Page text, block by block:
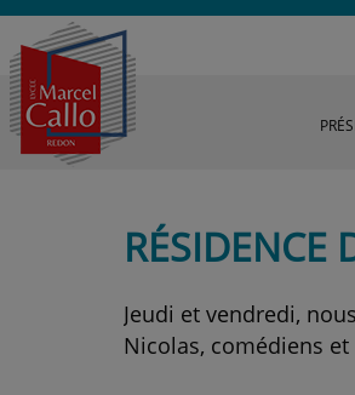
RÉSIDENCE
Jeudi et vendredi,
Nicolas, comédiens